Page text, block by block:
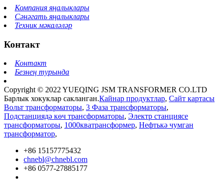
Компания яңалыклары
Сәнәгать яңалыклары
Техник мәкаләләр
Контакт
Контакт
Безнең турында
Copyright © 2022 YUEQING JSM TRANSFORMER CO.LTD
Барлык хокуклар сакланган.Кайнар продуктлар, Сайт картасы
Вольт трансформаторы, 3 Фаза трансформаторы,
Подстанциядә көч трансформаторы, Электр станциясе
трансформаторы, 1000кватрансформер, Нефтькә чумган
трансформатор,
+86 15157775432
chnebl@chnebl.com
+86 0577-27885177